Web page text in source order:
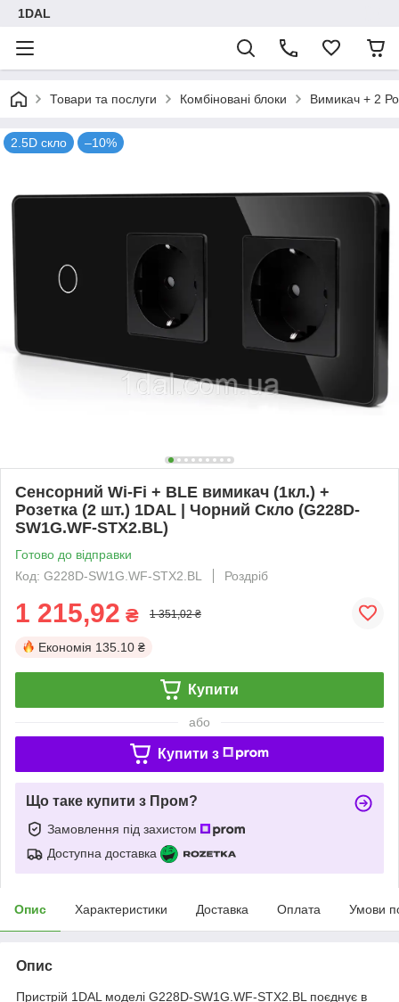
1DAL
Товари та послуги Комбіновані блоки Вимикач + 2
2.5D скло –10%
Сенсорний Wi-Fi + BLE вимикач (1кл.) +
Розетка (2 шт.) 1DAL | Чорний Скло (G228D-
SW1G.WF-STX2.BL)
Готово до відправки
Код: G228D-SW1G.WF-STX2.BL
Роздріб
1 215,92 ₴ 1 351,02 ₴
Економія 135.10 ₴
Купити
або
Купити з
Що таке купити з Пром?
Замовлення під захистом
Доступна доставка
Опис Характеристики Доставка Оплата Умови
Опис
Пристрій 1DAL моделі G228D-SW1G.WF-STX2.BL поєднує в